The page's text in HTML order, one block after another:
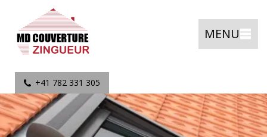
MENU
+41 782 331 305